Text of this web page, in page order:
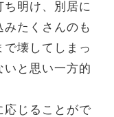
ち明け、別居に
たくさんのも
壊してしまっ
いと思い一方的
応じることがで